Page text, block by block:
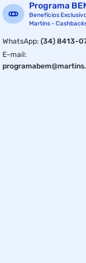
usar se a
Programa
Benefícios
Martins -
WhatsApp:(34) 8413-
E-mail: